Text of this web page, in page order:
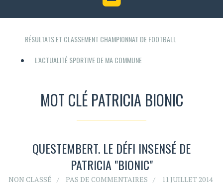
RÉSULTATS ET CLASSEMENT CHAMPIONNAT DE FOOTBALL
L'ACTUALITÉ SPORTIVE DE MA COMMUNE
MOT CLÉ PATRICIA BIONIC
QUESTEMBERT. LE DÉFI INSENSÉ DE
PATRICIA "BIONIC"
NON CLASSÉ PAS DE COMMENTAIRES 11 JUILLET 2014